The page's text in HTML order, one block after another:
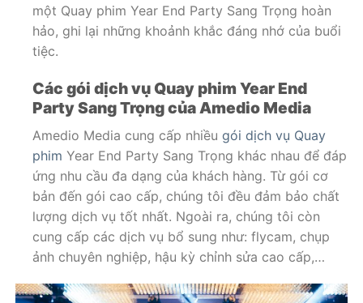
một Quay phim Year End Party Sang Trọng hoàn
hảo, ghi lại những khoảnh khắc đáng nhớ của buổi
tiệc.
Các gói dịch vụ Quay phim Year End
Party Sang Trọng của Amedio Media
Amedio Media cung cấp nhiềugói dịch vụ Quay
phim Year End Party Sang Trọng khác nhau để đáp
ứng nhu cầu đa dạng của khách hàng. Từ gói cơ
bản đến gói cao cấp, chúng tôi đều đảm bảo chất
lượng dịch vụ tốt nhất. Ngoài ra, chúng tôi còn
cung cấp các dịch vụ bổ sung như: flycam, chụp
ảnh chuyên nghiệp, hậu kỳ chỉnh sửa cao cấp,…